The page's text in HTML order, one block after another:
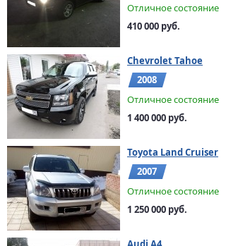
Отличное состояние
410 000 руб.
Chevrolet Tahoe
2008
Отличное состояние
1 400 000 руб.
Toyota Land Cruiser
2007
Отличное состояние
1 250 000 руб.